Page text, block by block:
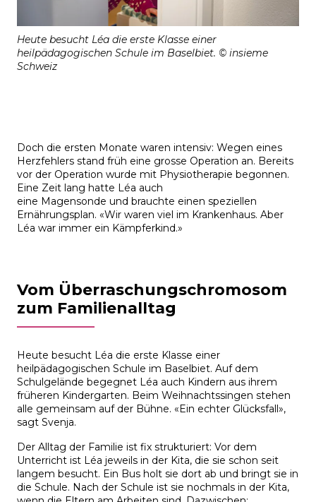
Heute besucht Léa die erste Klasse einer
heilpädagogischen Schule im Baselbiet. © insieme
Schweiz
Doch die ersten Monate waren intensiv: Wegen eines
Herzfehlers stand früh eine grosse Operation an. Bereits
vor der Operation wurde mit Physiotherapie begonnen.
Eine Zeit lang hatte Léa auch
eine Magensonde und brauchte einen speziellen
Ernährungsplan. «Wir waren viel im Krankenhaus. Aber
Léa war immer ein Kämpferkind.»
Vom Überraschungschromosom
zum Familienalltag
Heute besucht Léa die erste Klasse einer
heilpädagogischen Schule im Baselbiet. Auf dem
Schulgelände begegnet Léa auch Kindern aus ihrem
früheren Kindergarten. Beim Weihnachtssingen stehen
alle gemeinsam auf der Bühne. «Ein echter Glücksfall»,
sagt Svenja.
Der Alltag der Familie ist fix strukturiert: Vor dem
Unterricht ist Léa jeweils in der Kita, die sie schon seit
langem besucht. Ein Bus holt sie dort ab und bringt sie in
die Schule. Nach der Schule ist sie nochmals in der Kita,